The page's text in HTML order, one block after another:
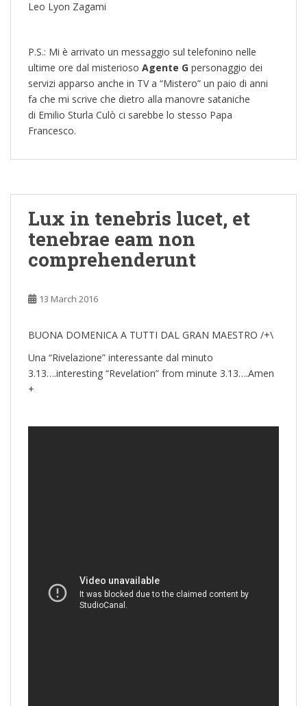
Leo Lyon Zagami
P.S.: Mi è arrivato un messaggio sul telefonino nelle
ultime ore dal misterioso Agente G personaggio dei
servizi apparso anche in TV a “Mistero” un paio di anni
fa che mi scrive che dietro alla manovre sataniche
di Emilio Sturla Culò ci sarebbe lo stesso Papa
Francesco.
Lux in tenebris lucet, et
tenebrae eam non
comprehenderunt
13 March 2016
BUONA DOMENICA A TUTTI DAL GRAN MAESTRO /+\
Una “Rivelazione” interessante dal minuto
3.13….interesting “Revelation” from minute 3.13….Amen
+